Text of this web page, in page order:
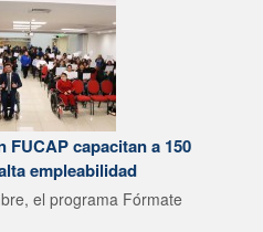
FUCAP capacitan a 150
empleabilidad
el programa Fórmate